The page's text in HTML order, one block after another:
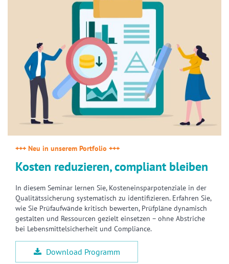
+++ Neu in unserem Portfolio +++
Kosten reduzieren, compliant bleiben
In diesem Seminar lernen Sie, Kosteneinsparpotenziale in der
Qualitätssicherung systematisch zu identifizieren. Erfahren Sie,
wie Sie Prüfaufwände kritisch bewerten, Prüfpläne dynamisch
gestalten und Ressourcen gezielt einsetzen – ohne Abstriche
bei Lebensmittelsicherheit und Compliance.
Download Programm